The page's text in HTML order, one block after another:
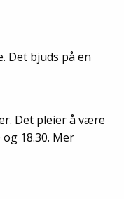
Det bjuds på en
Det pleier å være
18.30. Mer